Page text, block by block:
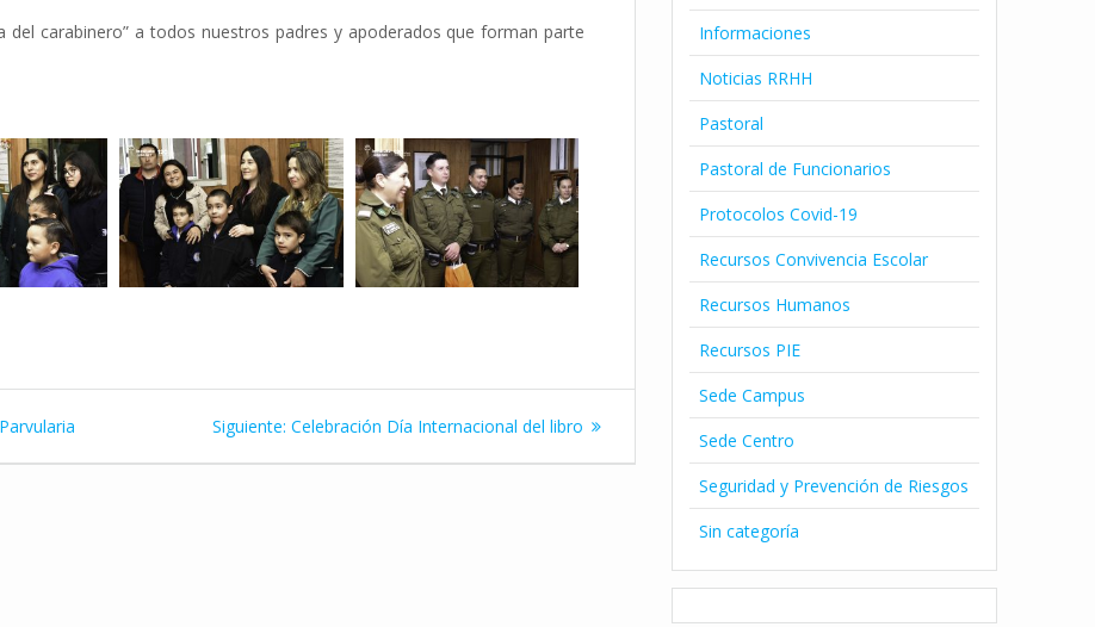
del carabinero” a todos nuestros padres y apoderados que forman parte
Siguiente: Siguiente
Celebración Día Internacional del libro
Informaciones
Noticias RRHH
Pastoral
Pastoral de Funcionarios
Protocolos Covid-19
Recursos Convivencia Escolar
Recursos Humanos
Recursos PIE
Sede Campus
Sede Centro
Seguridad y Prevención de Riesgos
Sin categoría